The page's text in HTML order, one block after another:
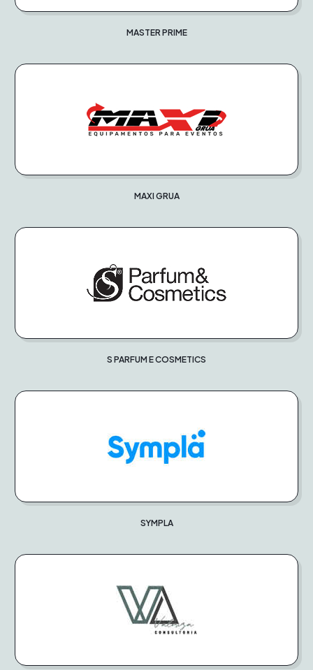
MASTER PRIME
MAXI GRUA
S PARFUM E COSMETICS
SYMPLA